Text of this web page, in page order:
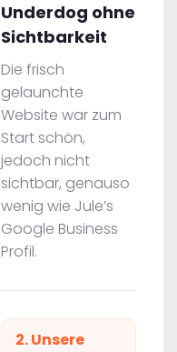
Underdog ohne
Sichtbarkeit
Die frisch
gelaunchte
Website war zum
Start schön,
jedoch nicht
sichtbar, genauso
wenig wie Jule’s
Google Business
Profil.
2. Unsere